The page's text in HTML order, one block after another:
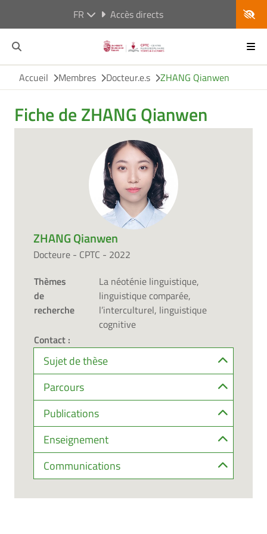
FR Accès directs
Accueil Membres Docteur.e.s ZHANG Qianwen
Fiche de ZHANG Qianwen
ZHANG Qianwen
Docteure - CPTC - 2022
Thèmes
de
recherche
La néoténie linguistique,
linguistique comparée,
l’interculturel, linguistique
cognitive
Contact :
Sujet de thèse
Parcours
Publications
Enseignement
Communications